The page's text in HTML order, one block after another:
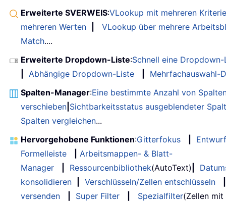
Erweiterte SVERWEIS:VLookup mit mehreren
mehreren Werten
VLookup über mehrere
Match....
Erweiterte Dropdown-Liste:Schnell eine
Abhängige Dropdown-Liste
Mehrfachauswahl-
Spalten-Manager:Eine bestimmte Anzahl von
verschieben Sichtbarkeitsstatus ausgeblendeter
Spalten vergleichen...
Hervorgehobene Funktionen:Gitterfokus
Entwurf
Formelleiste
Arbeitsmappen- & Blatt-
Manager
Ressourcenbibliothek(AutoText)
konsolidieren
Verschlüsseln/Zellen entschlüsseln
versenden
Super Filter Spezialfilter(Zellen